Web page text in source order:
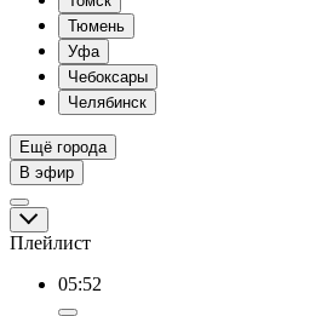
Тюмень
Уфа
Чебоксары
Челябинск
Ещё города
В эфир
Плейлист
05:52